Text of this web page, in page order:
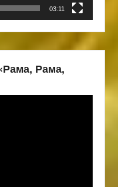
03:11
Рама,